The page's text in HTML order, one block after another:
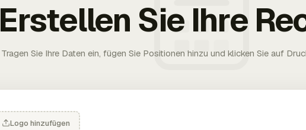
Erstellen Sie Ihre
Tragen Sie Ihre Daten ein, fügen Sie Positionen hinzu und klicken Sie auf
Logo hinzufügen